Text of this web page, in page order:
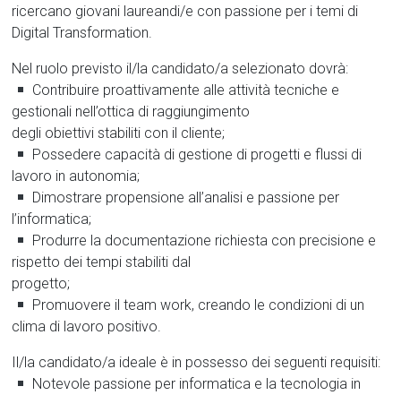
ricercano giovani laureandi/e con passione per i temi di
Digital Transformation.
Nel ruolo previsto il/la candidato/a selezionato dovrà:
Contribuire proattivamente alle attività tecniche e
gestionali nell’ottica di raggiungimento
degli obiettivi stabiliti con il cliente;
Possedere capacità di gestione di progetti e flussi di
lavoro in autonomia;
Dimostrare propensione all’analisi e passione per
l’informatica;
Produrre la documentazione richiesta con precisione e
rispetto dei tempi stabiliti dal
progetto;
Promuovere il team work, creando le condizioni di un
clima di lavoro positivo.
Il/la candidato/a ideale è in possesso dei seguenti requisiti:
Notevole passione per informatica e la tecnologia in